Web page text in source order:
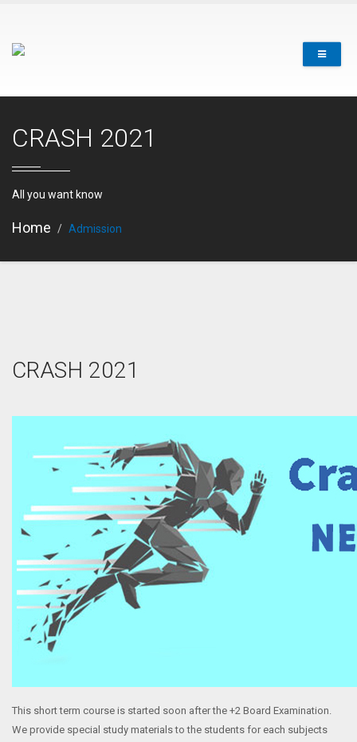
CRASH 2021
All you want know
Home Admission
CRASH 2021
This short term course is started soon after the +2 Board Examination.
We provide special study materials to the students for each subjects